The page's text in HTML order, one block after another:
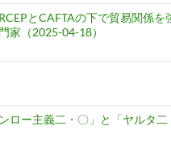
とCAFTAの下で貿易関係を
家（2025-04-18）
ロー主義二・〇」と「ヤルタ二